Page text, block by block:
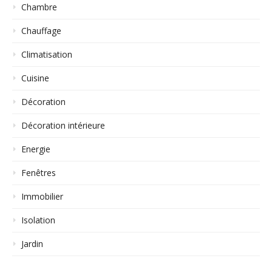
Chambre
Chauffage
Climatisation
Cuisine
Décoration
Décoration intérieure
Energie
Fenêtres
Immobilier
Isolation
Jardin